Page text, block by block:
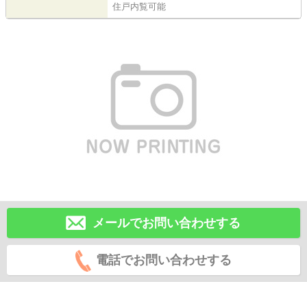
住戸内覧可能
メールでお問い合わせする
電話でお問い合わせする